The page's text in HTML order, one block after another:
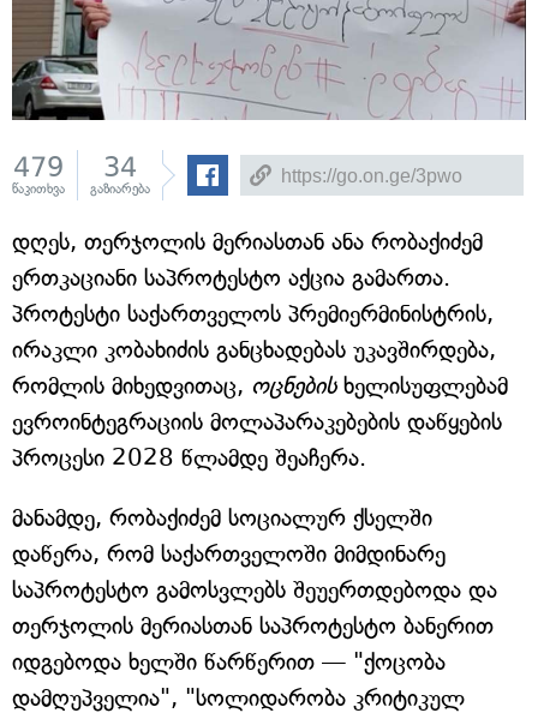
479
წაკითხვა
34
გაზიარება
დღეს, თერჯოლის მერიასთან ანა რობაქიძემ
ერთკაციანი საპროტესტო აქცია გამართა.
პროტესტი საქართველოს პრემიერმინისტრის,
ირაკლი კობახიძის განცხადებას უკავშირდება,
რომლის მიხედვითაც, ოცნებისხელისუფლებამ
ევროინტეგრაციის მოლაპარაკებების დაწყების
პროცესი 2028 წლამდე შეაჩერა.
მანამდე, რობაქიძემ სოციალურ ქსელში
დაწერა, რომ საქართველოში მიმდინარე
საპროტესტო გამოსვლებს შეუერთდებოდა და
თერჯოლის მერიასთან საპროტესტო ბანერით
იდგებოდა ხელში წარწერით — "ქოცობა
დამღუპველია", "სოლიდარობა კრიტიკულ